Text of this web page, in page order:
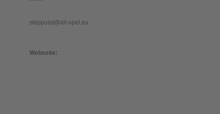
stepputat@alt-opel.eu
Webseite: